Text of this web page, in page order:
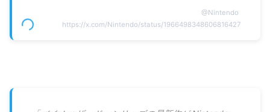
@Nintendo
https://x.com/Nintendo/status/1966498348606816427